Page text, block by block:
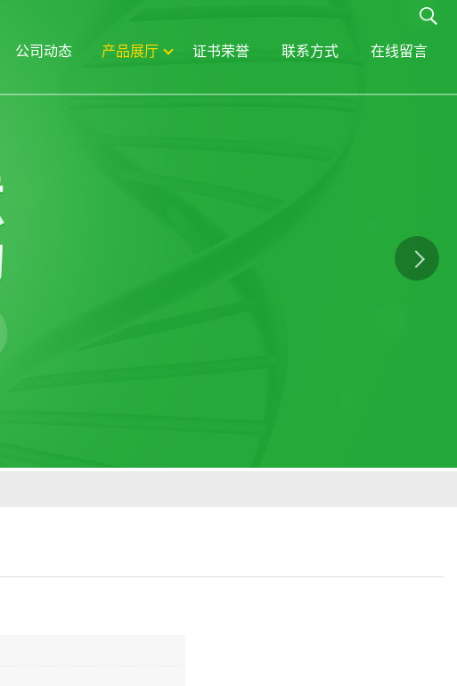
公司动态 产品展厅 证书荣誉 联系方式 在线留言